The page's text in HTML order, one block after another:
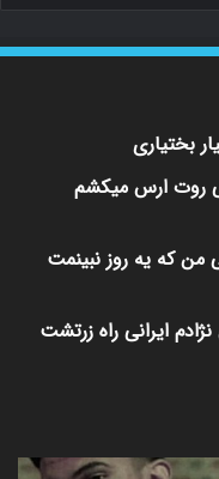
بختیاری
روت ارس میکشم
من که یه روز نبینمت
ایرانی راه زرتشت